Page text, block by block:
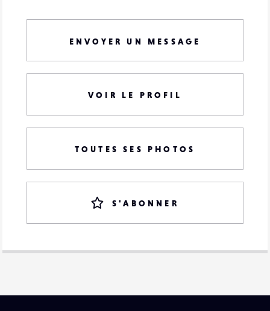
ENVOYER UN MESSAGE
VOIR LE PROFIL
TOUTES SES PHOTOS
S'ABONNER